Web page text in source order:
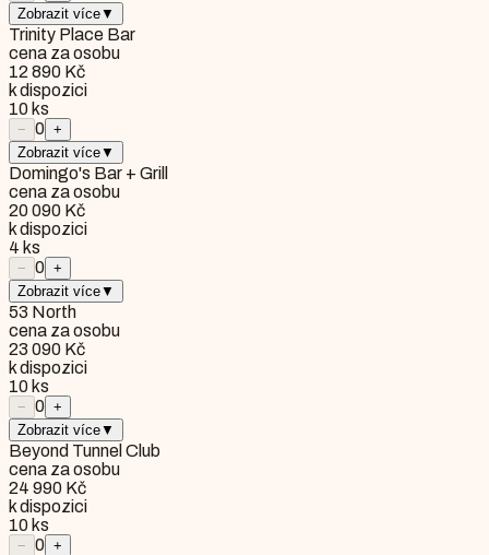
Zobrazit více▼
Trinity Place Bar
cena za osobu
12 890 Kč
k dispozici
10 ks
− 0 +
Zobrazit více▼
Domingo's Bar + Grill
cena za osobu
20 090 Kč
k dispozici
4 ks
− 0 +
Zobrazit více▼
53 North
cena za osobu
23 090 Kč
k dispozici
10 ks
− 0 +
Zobrazit více▼
Beyond Tunnel Club
cena za osobu
24 990 Kč
k dispozici
10 ks
− 0 +